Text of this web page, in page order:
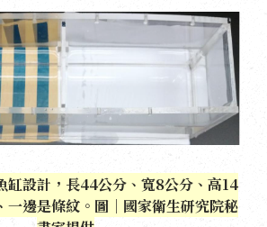
缸設計，長44公分、寬8公分、高14
一邊是條紋。圖｜國家衛生研究院秘